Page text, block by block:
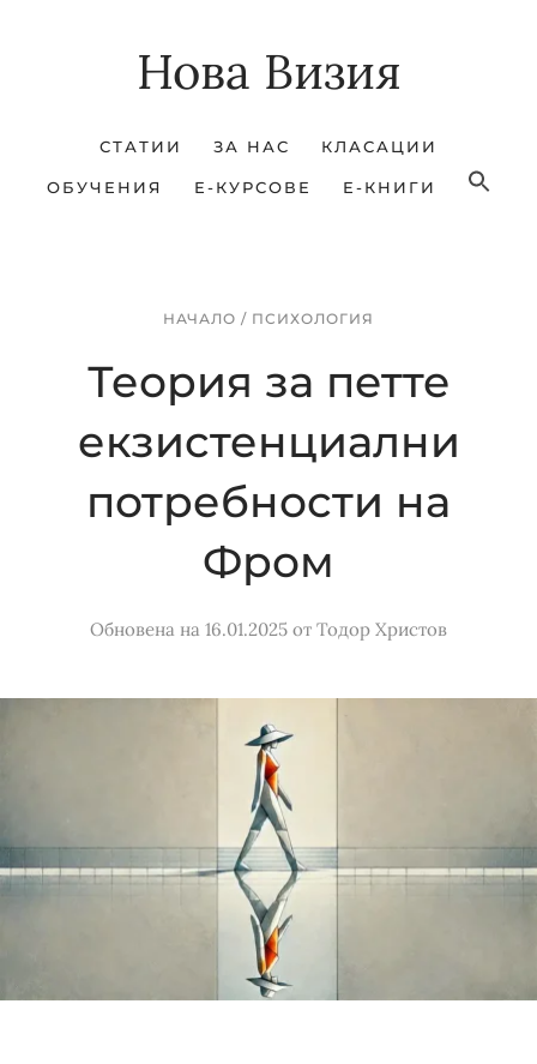
Нова Визия
СТАТИИ ЗА НАС КЛАСАЦИИ
ОБУЧЕНИЯ Е-КУРСОВЕ Е-КНИГИ
НАЧАЛО / ПСИХОЛОГИЯ
Теория за петте
екзистенциални
потребности на
Фром
Обновена на 16.01.2025 от Тодор Христов